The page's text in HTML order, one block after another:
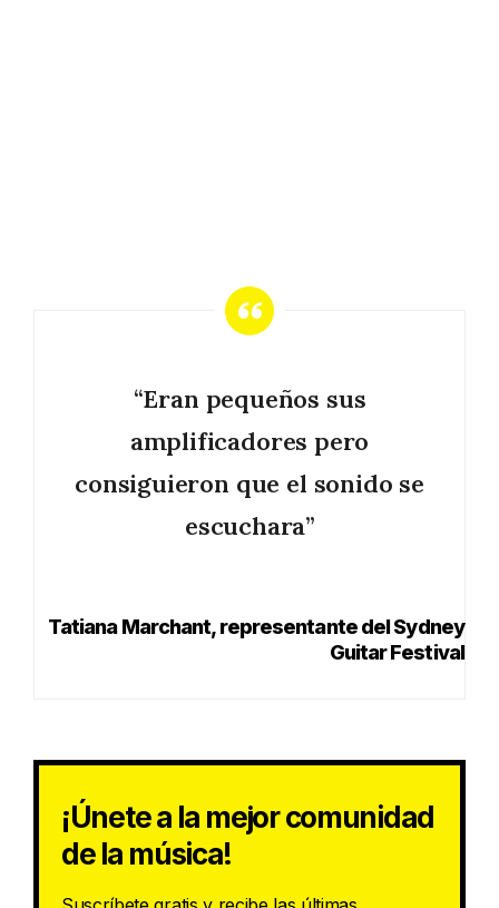
“Eran pequeños sus
amplificadores pero
consiguieron que el sonido se
escuchara”
Tatiana Marchant, representante del Sydney
Guitar Festival
¡Únete a la mejor comunidad
de la música!